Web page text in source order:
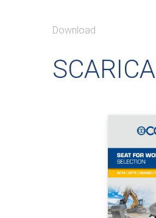
Download
SCARICA